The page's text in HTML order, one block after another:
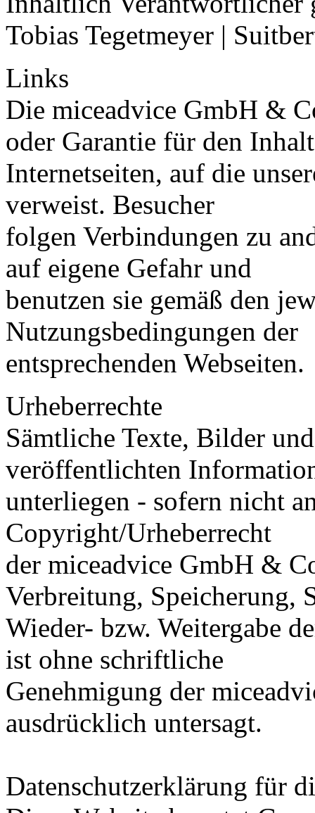
Tobias Tegetmeyer |
Links
Die miceadvice GmbH &
oder Garantie für den
Internetseiten, auf die
verweist. Besucher
folgen Verbindungen zu
auf eigene Gefahr und
benutzen sie gemäß den
Nutzungsbedingungen der
entsprechenden Webseiten.
Urheberrechte
Sämtliche Texte, Bilder
veröffentlichten
unterliegen - sofern nicht
Copyright/Urheberrecht
der miceadvice GmbH &
Verbreitung, Speicherung,
Wieder- bzw. Weitergabe
ist ohne schriftliche
Genehmigung der
ausdrücklich untersagt.
Datenschutzerklärung für